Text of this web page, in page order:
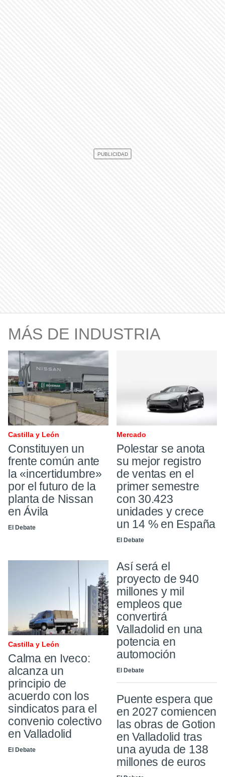
MÁS DE INDUSTRIA
Castilla y León
Constituyen un
frente común ante
la «incertidumbre»
por el futuro de la
planta de Nissan
en Ávila
El Debate
Mercado
Polestar se anota
su mejor registro
de ventas en el
primer semestre
con 30.423
unidades y crece
un 14 % en España
El Debate
Castilla y León
Calma en Iveco:
alcanza un
principio de
acuerdo con los
sindicatos para el
convenio colectivo
en Valladolid
El Debate
Así será el
proyecto de 940
millones y mil
empleos que
convertirá
Valladolid en una
potencia en
automoción
El Debate
Puente espera que
en 2027 comiencen
las obras de Gotion
en Valladolid tras
una ayuda de 138
millones de euros